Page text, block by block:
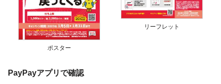
ポスター
リーフレット
PayPayアプリで確認